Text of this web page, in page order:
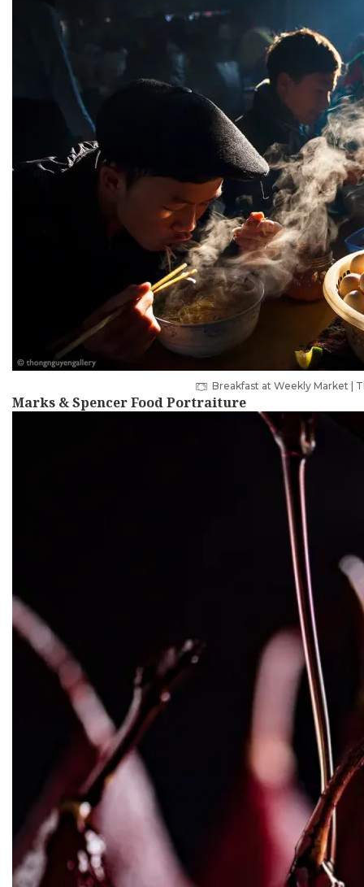
Breakfast at Weekly Market |
Marks & Spencer Food Portraiture